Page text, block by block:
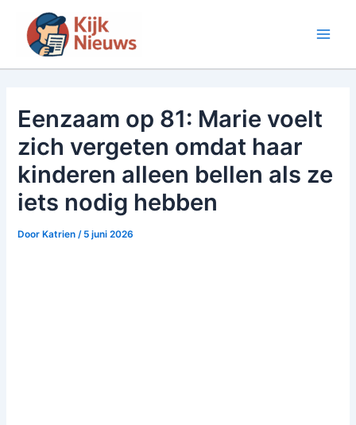
inhoud
Eenzaam op 81: Marie voelt
zich vergeten omdat haar
kinderen alleen bellen als ze
iets nodig hebben
Door Katrien/ 5 juni 2026